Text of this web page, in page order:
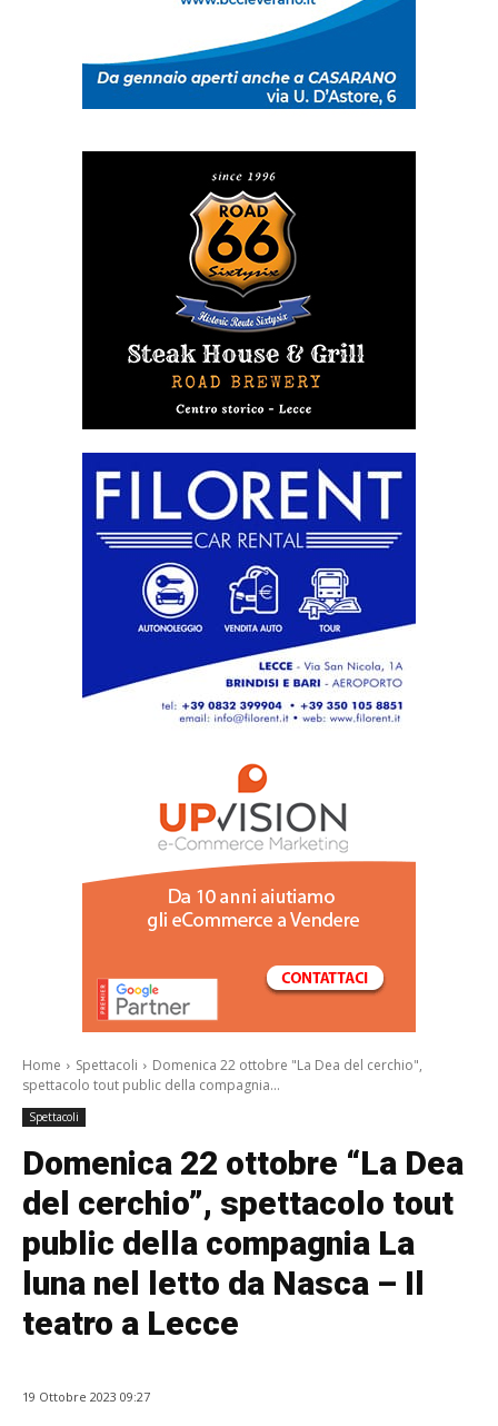
Home
Spettacoli
Domenica 22 ottobre "La Dea del cerchio",
spettacolo tout public della compagnia...
Spettacoli
Domenica 22 ottobre “La Dea
del cerchio”, spettacolo tout
public della compagnia La
luna nel letto da Nasca – Il
teatro a Lecce
19 Ottobre 2023 09:27